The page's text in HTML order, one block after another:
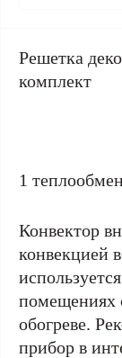
Решетка
комплект
1
Конвектор
конвекцией
помещениях
обогреве.
прибор в